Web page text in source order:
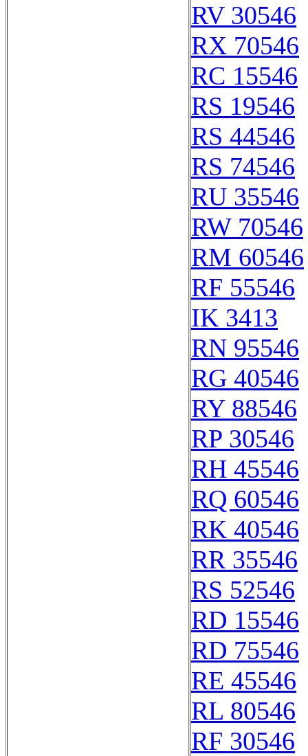
RV 30546
RX 70546
RC 15546
RS 19546
RS 44546
RS 74546
RU 35546
RW 70546
RM 60546
RF 55546
IK 3413
RN 95546
RG 40546
RY 88546
RP 30546
RH 45546
RQ 60546
RK 40546
RR 35546
RS 52546
RD 15546
RD 75546
RE 45546
RL 80546
RF 30546